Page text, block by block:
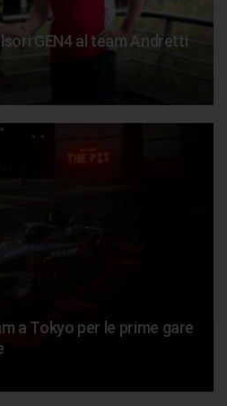
GEN4 al team Andretti
a Tokyo per le prime gare